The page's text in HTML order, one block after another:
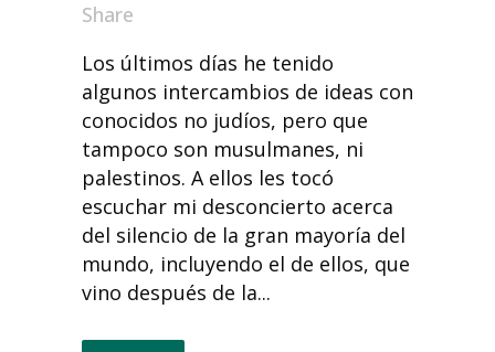
Share
Los últimos días he tenido
algunos intercambios de ideas con
conocidos no judíos, pero que
tampoco son musulmanes, ni
palestinos. A ellos les tocó
escuchar mi desconcierto acerca
del silencio de la gran mayoría del
mundo, incluyendo el de ellos, que
vino después de la...